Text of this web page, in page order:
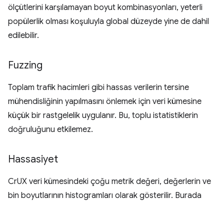
ölçütlerini karşılamayan boyut kombinasyonları, yeterli
popülerlik olması koşuluyla global düzeyde yine de dahil
edilebilir.
Fuzzing
Toplam trafik hacimleri gibi hassas verilerin tersine
mühendisliğinin yapılmasını önlemek için veri kümesine
küçük bir rastgelelik uygulanır. Bu, toplu istatistiklerin
doğruluğunu etkilemez.
Hassasiyet
CrUX veri kümesindeki çoğu metrik değeri, değerlerin ve
bin boyutlarının histogramları olarak gösterilir. Burada